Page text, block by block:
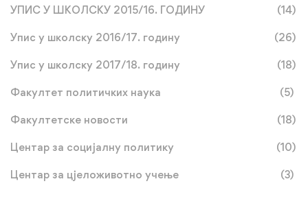
УПИС У ШКОЛСКУ 2015/16. ГОДИНУ (14)
Упис у школску 2016/17. годину (26)
Упис у школску 2017/18. годину (18)
Факултет политичких наука (5)
Факултетске новости (18)
Центар за социјалну политику (10)
Центар за цјеложивотно учење (3)